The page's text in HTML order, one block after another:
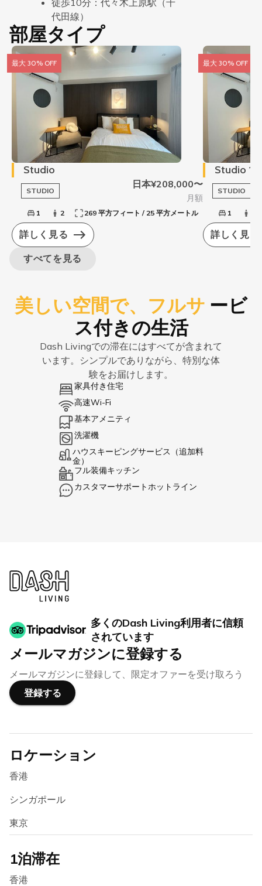
徒歩10分：代々木上原駅（千
代田線）
部屋タイプ
最大 30% OFF
Studio
STUDIO
日本¥208,000〜
月額
1 2 269 平方フィート / 25 平方メートル
詳しく見る
最大 30% OFF
Studio 1F
STUDIO
1
詳しく見る
すべてを見る
美しい空間で、フルサ ービ
ス付きの生活
Dash Livingでの滞在にはすべてが含まれて
います。シンプルでありながら、特別な体
験をお届けします。
家具付き住宅
高速Wi-Fi
基本アメニティ
洗濯機
ハウスキーピングサービス（追加料
金）
フル装備キッチン
カスタマーサポートホットライン
多くのDash Living利用者に信頼
されています
メールマガジンに登録する
メールマガジンに登録して、限定オファーを受け取ろう
登録する
ロケーション
香港
シンガポール
東京
1泊滞在
香港